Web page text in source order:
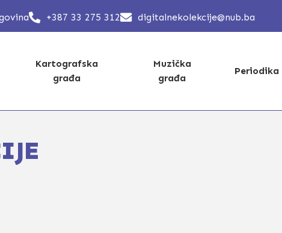
+387 33 275 312 digitalnekolekcije@nub.ba
Kartografska
građa
Muzička
građa
Periodika